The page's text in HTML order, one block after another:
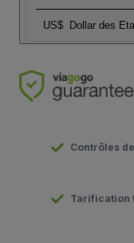
US$ Dollar des
Contrôles
Tarification